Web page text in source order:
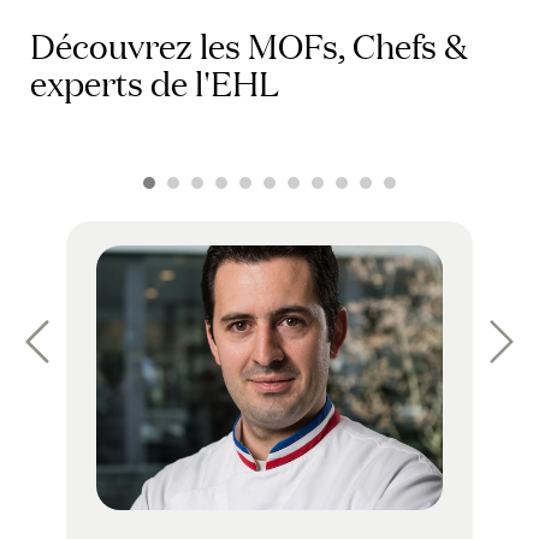
Découvrez les MOFs, Chefs &
experts de l'EHL